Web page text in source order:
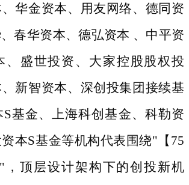
华金资本、用友网络、德同资
春华资本、德弘资本 、中平资
、盛世投资、大家控股股权投
新智资本、深创投集团接续基
基金、上海科创基金、科勒资
本S基金等机构代表围绕"【75
顶层设计架构下的创投新机